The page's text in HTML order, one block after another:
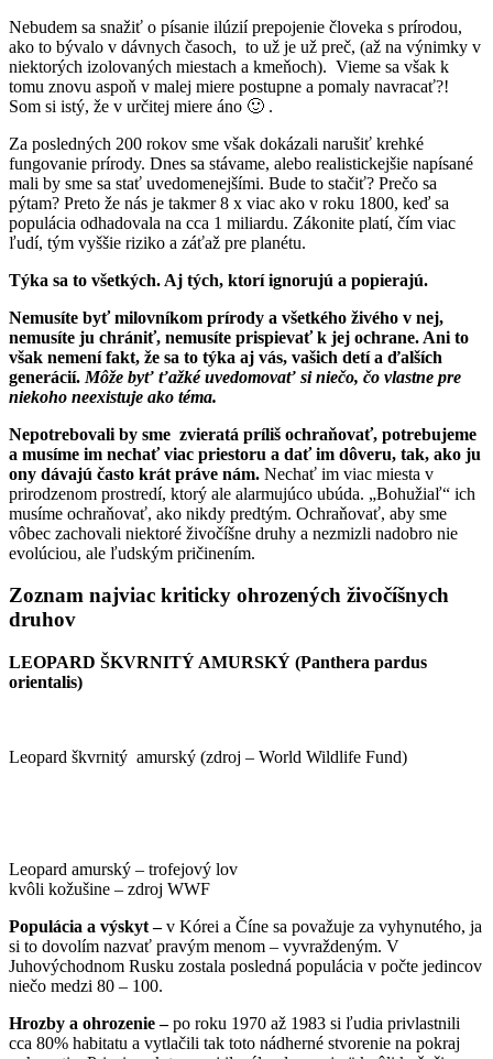
Nebudem sa snažiť o písanie ilúzií prepojenie človeka s prírodou,
ako to bývalo v dávnych časoch, to už je už preč, (až na výnimky v
niektorých izolovaných miestach a kmeňoch). Vieme sa však k
tomu znovu aspoň v malej miere postupne a pomaly navracať?!
Som si istý, že v určitej miere áno 🙂 .
Za posledných 200 rokov sme však dokázali narušiť krehké
fungovanie prírody. Dnes sa stávame, alebo realistickejšie napísané
mali by sme sa stať uvedomenejšími. Bude to stačiť? Prečo sa
pýtam? Preto že nás je takmer 8 x viac ako v roku 1800, keď sa
populácia odhadovala na cca 1 miliardu. Zákonite platí, čím viac
ľudí, tým vyššie riziko a záťaž pre planétu.
Týka sa to všetkých. Aj tých, ktorí ignorujú a popierajú.
Nemusíte byť milovníkom prírody a všetkého živého v nej,
nemusíte ju chrániť, nemusíte prispievať k jej ochrane. Ani to
však nemení fakt, že sa to týka aj vás, vašich detí a ďalších
generácií. Môže byť ťažké uvedomovať si niečo, čo vlastne pre
niekoho neexistuje ako téma.
Nepotrebovali by sme zvieratá príliš ochraňovať, potrebujeme
a musíme im nechať viac priestoru a dať im dôveru, tak, ako ju
ony dávajú často krát práve nám. Nechať im viac miesta v
prirodzenom prostredí, ktorý ale alarmujúco ubúda. „Bohužiaľ“ ich
musíme ochraňovať, ako nikdy predtým. Ochraňovať, aby sme
vôbec zachovali niektoré živočíšne druhy a nezmizli nadobro nie
evolúciou, ale ľudským pričinením.
Zoznam najviac kriticky ohrozených živočíšnych
druhov
LEOPARD ŠKVRNITÝ AMURSKÝ (Panthera pardus
orientalis)
Leopard škvrnitý amurský (zdroj – World Wildlife Fund)
Leopard amurský – trofejový lov
kvôli kožušine – zdroj WWF
Populácia a výskyt –v Kórei a Číne sa považuje za vyhynutého, ja
si to dovolím nazvať pravým menom – vyvraždeným. V
Juhovýchodnom Rusku zostala posledná populácia v počte jedincov
niečo medzi 80 – 100.
Hrozby a ohrozenie –po roku 1970 až 1983 si ľudia privlastnili
cca 80% habitatu a vytlačili tak toto nádherné stvorenie na pokraj